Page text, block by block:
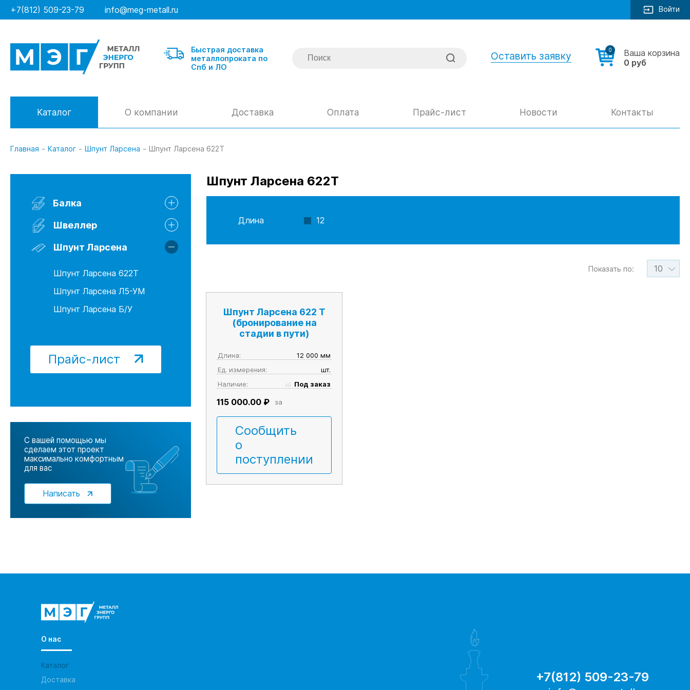
+7(812) 509-23-79 info@meg-metall.ru Войти
Быстрая доставка
металлопроката по
Спб и ЛО
Оставить заявку 0
Ваша корзина
0 руб
Каталог
Швеллер гнутый
Швеллер горячекатанный
Шпунт Ларсена Л5-УМ
О компании Доставка Оплата Прайс-лист Новости Контакты
Главная - Каталог - Шпунт Ларсена - Шпунт Ларсена 622Т
Балка
Швеллер
Шпунт Ларсена
Шпунт Ларсена 622Т
Шпунт Ларсена Л5-УМ
Шпунт Ларсена Б/У
Прайс-лист
С вашей помощью мы
сделаем этот проект
максимально комфортным
для вас
Написать
Шпунт Ларсена 622Т
Длина 12
Показать по: 10
Шпунт Ларсена 622 T
(бронирование на
стадии в пути)
Длина:
12 000 мм
Ед. измерения:
шт.
Наличие:
Под заказ
115 000.00 ₽ за
Сообщить
о
поступлении
О нас
Каталог
Доставка
+7(812) 509-23-79